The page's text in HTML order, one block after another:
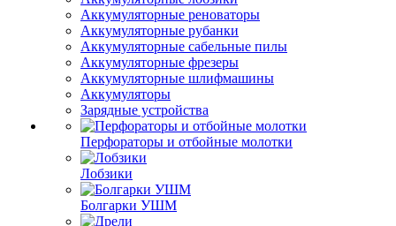
Аккумуляторные реноваторы
Аккумуляторные рубанки
Аккумуляторные сабельные пилы
Аккумуляторные фрезеры
Аккумуляторные шлифмашины
Аккумуляторы
Зарядные устройства
Перфораторы и отбойные молотки
Лобзики
Болгарки УШМ